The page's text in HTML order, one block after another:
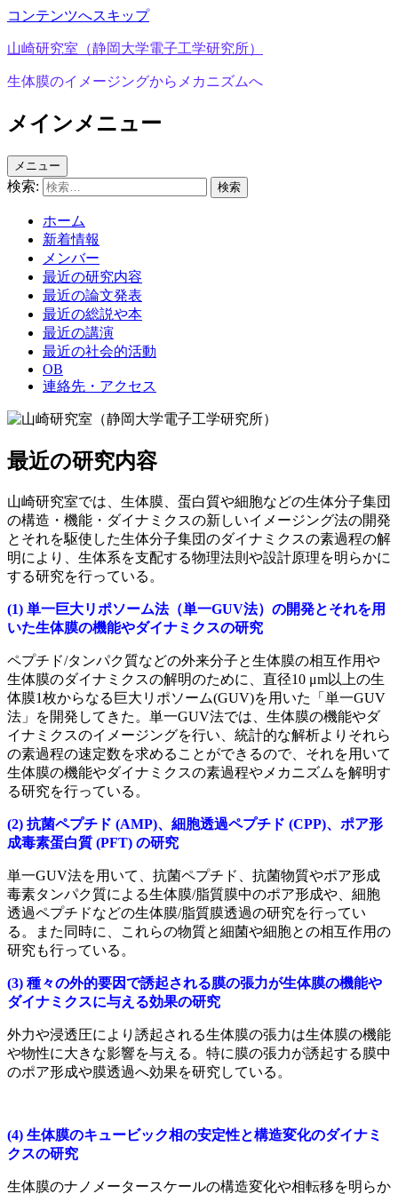
コンテンツへスキップ
山崎研究室（静岡大学電子工学研究所）
生体膜のイメージングからメカニズムへ
メインメニュー
メニュー
検索:
ホーム
新着情報
メンバー
最近の研究内容
最近の論文発表
最近の総説や本
最近の講演
最近の社会的活動
OB
連絡先・アクセス
最近の研究内容
山崎研究室では、生体膜、蛋白質や細胞などの生体分子集団
の構造・機能・ダイナミクスの新しいイメージング法の開発
とそれを駆使した生体分子集団のダイナミクスの素過程の解
明により、生体系を支配する物理法則や設計原理を明らかに
する研究を行っている。
(1) 単一巨大リポソーム法（単一GUV法）の開発とそれを用
いた生体膜の機能やダイナミクスの研究
ペプチド/タンパク質などの外来分子と生体膜の相互作用や
生体膜のダイナミクスの解明のために、直径10 μm以上の生
体膜1枚からなる巨大リポソーム(GUV)を用いた「単一GUV
法」を開発してきた。単一GUV法では、 生体膜の機能やダ
イナミクスのイメージングを行い、統計的な解析よりそれら
の素過程の速定数を求めることができるので、それを用いて
生体膜の機能やダイナミクスの素過程やメカニズムを解明す
る研究を行っている。
(2) 抗菌ペプチド (AMP)、細胞透過ペプチド (CPP)、ポア形
成毒素蛋白質 (PFT) の研究
単一GUV法を用いて、抗菌ペプチド、 抗菌物質やポア形成
毒素タンパク質による生体膜/脂質膜中のポア形成や、細胞
透過ペプチドなどの生体膜/脂質膜透過の研究を行ってい
る。また同時に、これらの物質と細菌や細胞との相互作用の
研究も行っている。
(3) 種々の外的要因で誘起される膜の張力が生体膜の機能や
ダイナミクスに与える効果の研究
外力や浸透圧により誘起される生体膜の張力は生体膜の機能
や物性に大きな影響を与える。 特に膜の張力が誘起する膜中
のポア形成や膜透過へ効果を研究している。
(4) 生体膜のキュービック相の安定性と構造変化のダイナミ
クスの研究
生体膜のナノメータースケールの構造変化や相転移を明らか